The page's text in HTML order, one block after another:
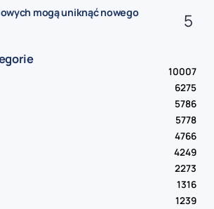
mogą uniknąć nowego
10007
6275
5786
5778
4766
4249
2273
1316
1239